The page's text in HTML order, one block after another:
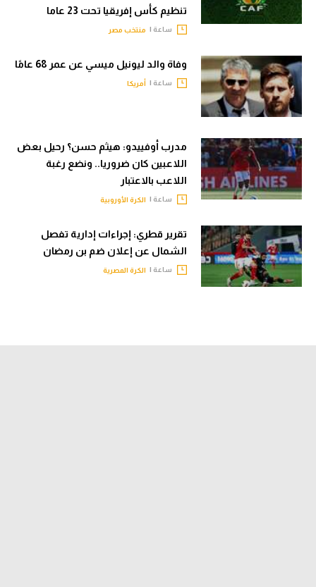
تنظيم كأس إفريقيا تحت 23 عاما
ساعة | منتخب مصر
وفاة والد ليونيل ميسي عن عمر 68 عامًا
ساعة | أمريكا
مدرب أوفييدو: هيثم حسن؟ رحيل بعض
اللاعبين كان ضروريا.. ونضع رغبة
اللاعب بالاعتبار
ساعة | الكرة الأوروبية
تقرير قطري: إجراءات إدارية تفصل
الشمال عن إعلان ضم بن رمضان
ساعة | الكرة المصرية